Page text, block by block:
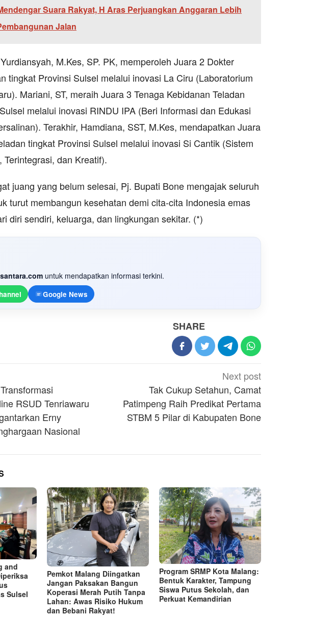
Suara Rakyat, H Aras Perjuangkan Anggaran Lebih
Jalan
M.Kes, SP. PK, memperoleh Juara 2 Dokter
tingkat Provinsi Sulsel melalui inovasi La Ciru (Laboratorium
Mariani, ST, meraih Juara 3 Tenaga Kebidanan Teladan
melalui inovasi RINDU IPA (Beri Informasi dan Edukasi
Terakhir, Hamdiana, SST, M.Kes, mendapatkan Juara
tingkat Provinsi Sulsel melalui inovasi Si Cantik (Sistem
Terintegrasi, dan Kreatif).
juang yang belum selesai, Pj. Bupati Bone mengajak seluruh
turut membangun kesehatan demi cita-cita Indonesia emas
diri sendiri, keluarga, dan lingkungan sekitar. (*)
untuk mendapatkan informasi terkini.
Google News
SHARE
RSUD Tenriawaru
Erny
Nasional
Next post
Tak Cukup Setahun, Camat
Patimpeng Raih Predikat Pertama
STBM 5 Pilar di Kabupaten Bone
and
Sulsel
Pemkot Malang Diingatkan
Jangan Paksakan Bangun
Koperasi Merah Putih Tanpa
Lahan: Awas Risiko Hukum
dan Bebani Rakyat!
Program SRMP Kota Malang:
Bentuk Karakter, Tampung
Siswa Putus Sekolah, dan
Perkuat Kemandirian